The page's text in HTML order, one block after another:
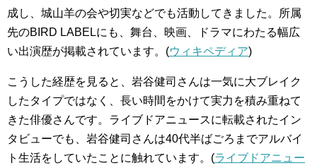
成し、城山羊の会や切実などでも活動してきました。所属
先のBIRD LABELにも、舞台、映画、ドラマにわたる幅広
い出演歴が掲載されています。(ウィキペディア)
こうした経歴を見ると、岩谷健司さんは一気に大ブレイク
したタイプではなく、長い時間をかけて実力を積み重ねて
きた俳優さんです。ライブドアニュースに転載されたイン
タビューでも、岩谷健司さんは40代半ばごろまでアルバイ
ト生活をしていたことに触れています。(ライブドアニュー